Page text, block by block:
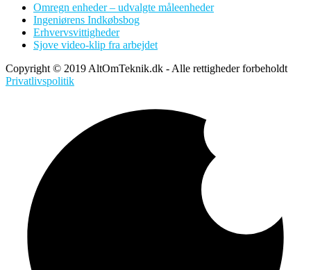
Omregn enheder – udvalgte måleenheder
Ingeniørens Indkøbsbog
Erhvervsvittigheder
Sjove video-klip fra arbejdet
Copyright © 2019 AltOmTeknik.dk - Alle rettigheder forbeholdt
Privatlivspolitik